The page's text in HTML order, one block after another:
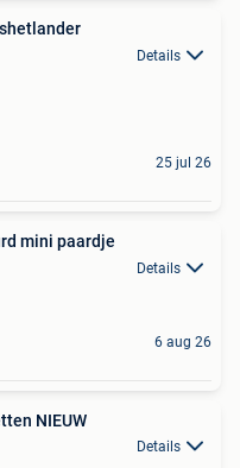
Details
25 jul 26
mini paardje
Details
6 aug 26
NIEUW
Details